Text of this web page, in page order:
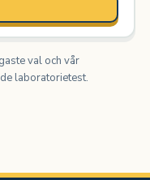
val och vår
laboratorietest.